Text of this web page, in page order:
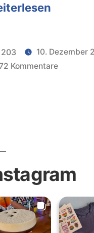
8
plus
203 10. Dezember
Kommentarezu